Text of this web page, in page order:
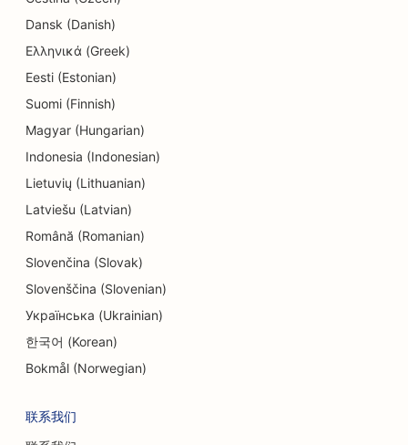
Dansk (Danish)
Ελληνικά (Greek)
Eesti (Estonian)
Suomi (Finnish)
Magyar (Hungarian)
Indonesia (Indonesian)
Lietuvių (Lithuanian)
Latviešu (Latvian)
Română (Romanian)
Slovenčina (Slovak)
Slovenščina (Slovenian)
Українська (Ukrainian)
한국어 (Korean)
Bokmål (Norwegian)
联系我们